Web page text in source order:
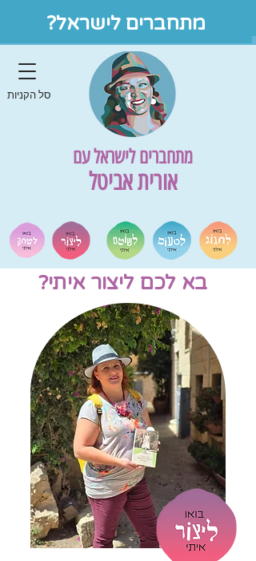
סל הקניות
מתחברים לישראל עם
אורית אביטל
מתחברים לישראל?
בא לכם ליצור איתי?